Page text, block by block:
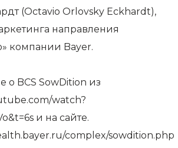
(Octavio Orlovsky Eckhardt),
направления
компании Bayer.
о BCS SowDition из
watch?
и на сайте.
complex/sowdition.php